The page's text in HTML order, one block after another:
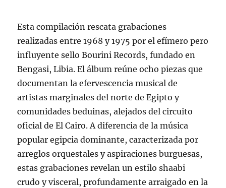
Esta compilación rescata grabaciones
realizadas entre 1968 y 1975 por el efímero pero
influyente sello Bourini Records, fundado en
Bengasi, Libia. El álbum reúne ocho piezas que
documentan la efervescencia musical de
artistas marginales del norte de Egipto y
comunidades beduinas, alejados del circuito
oficial de El Cairo. A diferencia de la música
popular egipcia dominante, caracterizada por
arreglos orquestales y aspiraciones burguesas,
estas grabaciones revelan un estilo shaabi
crudo y visceral, profundamente arraigado en la